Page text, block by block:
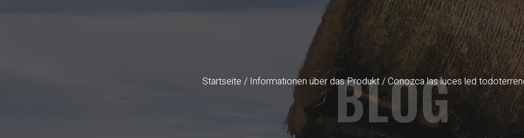
Startseite / Informationen über das Produkt/ Conozca las luces led
BLOG